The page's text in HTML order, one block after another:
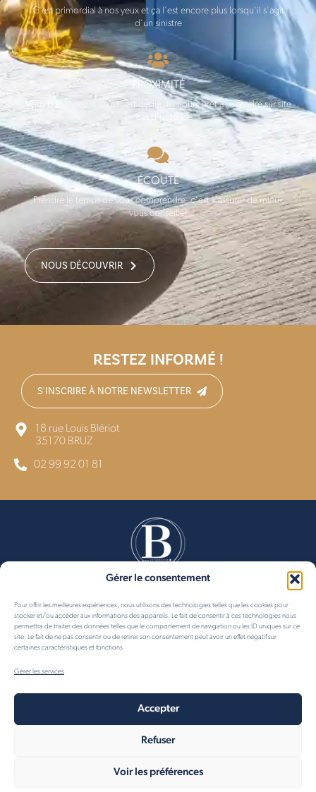
Gérer le consentement
Pour offrir les meilleures expériences, nous utilisons des technologies telles que les cookies pour
stocker et/ou accéder aux informations des appareils. Le fait de consentir à ces technologies nous
permettra de traiter des données telles que le comportement de navigation ou les ID uniques sur ce
site. Le fait de ne pas consentir ou de retirer son consentement peut avoir un effet négatif sur
certaines caractéristiques et fonctions.
Gérer les services
Accepter
Refuser
Voir les préférences
C'est primordial à nos yeux et ça l'est encore plus lorsqu'il s'agit
d'un sinistre
PROXIMITÉ
Vous bénéficiez d'un expert dédié, toujours prêt à se rendre sur site
en cas d'urgence
ÉCOUTE
Prendre le temps de vous comprendre, c'est s'assurer de mieux
vous conseiller
NOUS DÉCOUVRIR
RESTEZ INFORMÉ !
S'INSCRIRE À NOTRE NEWSLETTER
18 rue Louis Blériot
35170 BRUZ
02 99 92 01 81
© 2024 BELLECOUR ASSURANCES
Courtier en assurances pour entreprises et professionnels
MENTIONS LÉGALES
POLITIQUE DE CONFIDENTIALITÉ
GESTION DES COOKIES